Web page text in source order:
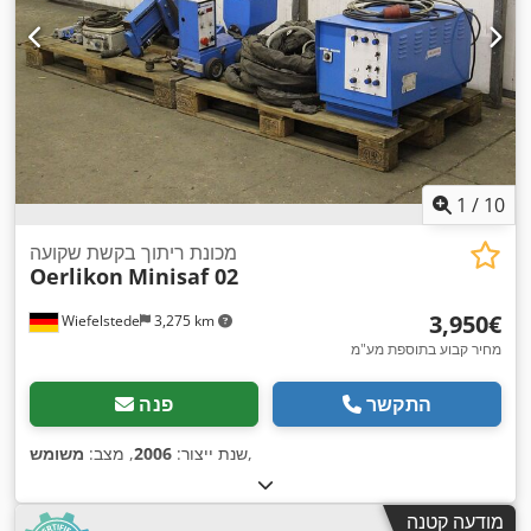
1 / 10
Wiefelstede 3,275 km
מכונת ריתוך בקשת שקועה
Oerlikon Minisaf 02
‏3,950 ‏€
מחיר קבוע בתוספת מע"מ
פנה התקשר
שנת ייצור: 2006, מצב: משומש ,
מודעה קטנה